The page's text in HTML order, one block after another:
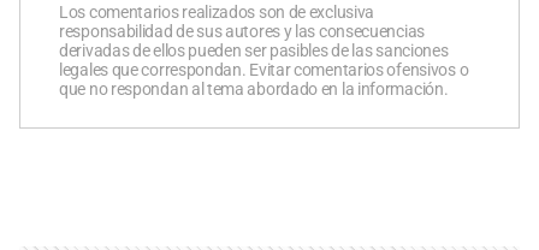
Los comentarios realizados son de exclusiva
responsabilidad de sus autores y las consecuencias
derivadas de ellos pueden ser pasibles de las sanciones
legales que correspondan. Evitar comentarios ofensivos o
que no respondan al tema abordado en la información.